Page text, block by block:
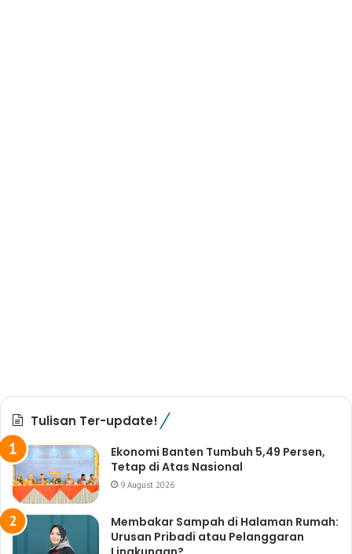
Tulisan Ter-update!
Ekonomi Banten Tumbuh 5,49 Persen,
Tetap di Atas Nasional
9 August 2026
Membakar Sampah di Halaman Rumah:
Urusan Pribadi atau Pelanggaran